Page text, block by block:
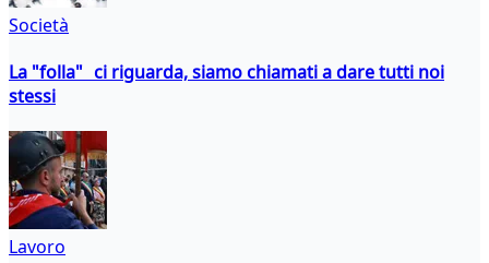
Società
La "folla" ci riguarda, siamo chiamati a dare tutti noi
stessi
Lavoro